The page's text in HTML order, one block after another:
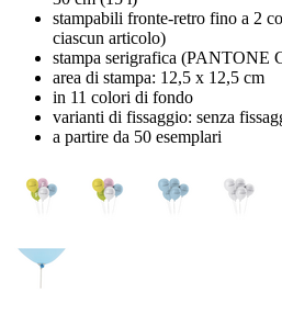
stampabili fronte-retro fino a 2
ciascun articolo)
stampa serigrafica (PANTONE
area di stampa: 12,5 x 12,5 cm
in 11 colori di fondo
varianti di fissaggio: senza
a partire da 50 esemplari